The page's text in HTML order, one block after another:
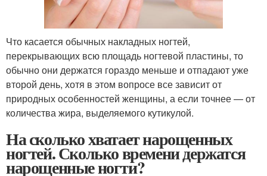
Что касается обычных накладных ногтей,
перекрывающих всю площадь ногтевой пластины, то
обычно они держатся гораздо меньше и отпадают уже
второй день, хотя в этом вопросе все зависит от
природных особенностей женщины, а если точнее — от
количества жира, выделяемого кутикулой.
На сколько хватает нарощенных
ногтей. Сколько времени держатся
нарощенные ногти?